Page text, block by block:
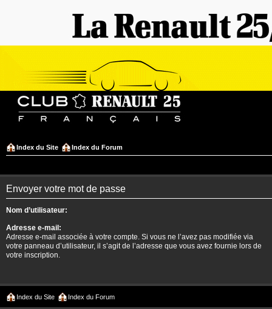
Index du Site Index du Forum
Envoyer votre mot de passe
Nom d’utilisateur:
Adresse e-mail:
Adresse e-mail associée à votre compte. Si vous ne l’avez pas modifiée via
votre panneau d’utilisateur, il s’agit de l’adresse que vous avez fournie lors de
votre inscription.
Index du Site Index du Forum